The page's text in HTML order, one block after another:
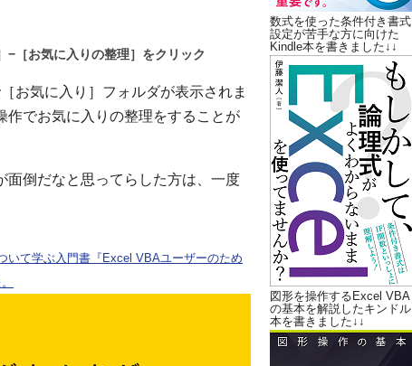
−［お気に入りの整理］をクリック
お気に入り］フォルダが表示されま
作でお気に入りの整理をすることが
面倒だなと思ってらした方は、一度
て学ぶ入門書『Excel VBAユーザーのため
数式を使った条件付き書式
設定が苦手な方に向けた
Kindle本を書きました↓↓
図形を操作するExcel VBA
の基本を解説したキンドル
本を書きました↓↓